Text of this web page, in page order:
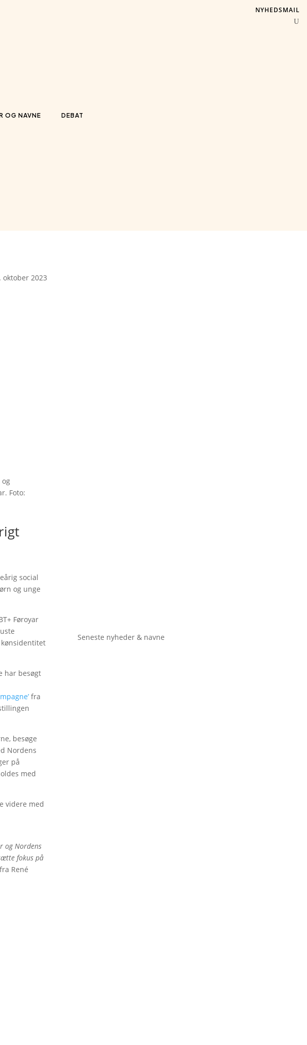
OG NAVNE DEBAT
NYHEDSMAIL
oktober 2023
Foto:
social
og unge
Føroyar
har besøgt
fra
besøge
Nordens
på
med
videre med
og Nordens
fokus på
René
Seneste nyheder & navne